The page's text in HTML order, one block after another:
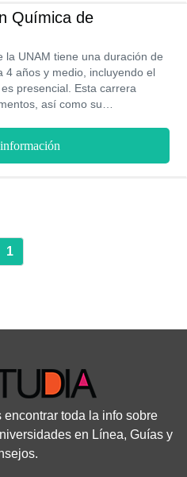
con experiencia tiene
MXN.
Química de
la UNAM tiene una duración de
4 años y medio, incluyendo el
presencial. Esta carrera
así como su
que para un profesional
MXN anual. Esta carrera es
1
toda la info sobre
en Línea, Guías y